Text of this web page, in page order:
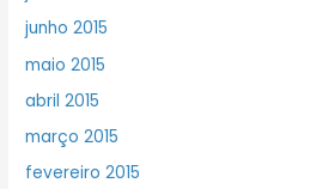
junho 2015
maio 2015
abril 2015
março 2015
fevereiro 2015